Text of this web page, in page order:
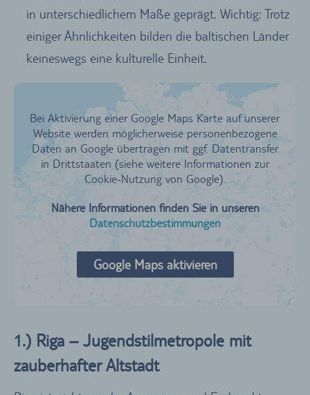
in unterschiedlichem Maße geprägt. Wichtig: Trotz
einiger Ähnlichkeiten bilden die baltischen Länder
keineswegs eine kulturelle Einheit.
Bei Aktivierung einer Google Maps Karte auf unserer
Website werden möglicherweise personenbezogene
Daten an Google übertragen mit ggf. Datentransfer
in Drittstaaten (siehe weitere Informationen zur
Cookie-Nutzung von Google).
Nähere Informationen finden Sie in unseren
Datenschutzbestimmungen
Google Maps aktivieren
1.) Riga – Jugendstilmetropole mit
zauberhafter Altstadt